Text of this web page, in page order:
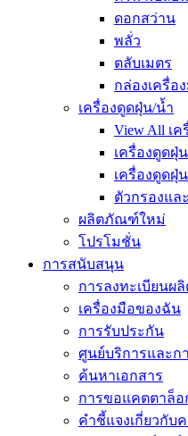
ดอกสว่าน
พลั่ว
ตลับเมตร
กล่องเครื่อ
เครื่องดูดฝุ่น/น้ำ
View All เ
เครื่องดูดฝุ่
เครื่องดูดฝุ่
ตัวกรองแล
ผลิตภัณฑ์ใหม่
โปรโมชั่น
การสนับสนุน
การลงทะเบียนผ
เครื่องมือของฉัน
การรับประกัน
ศูนย์บริการและก
ค้นหาเอกสาร
การขอแคตตาล็อ
คำชี้แจงเกี่ยวกับ